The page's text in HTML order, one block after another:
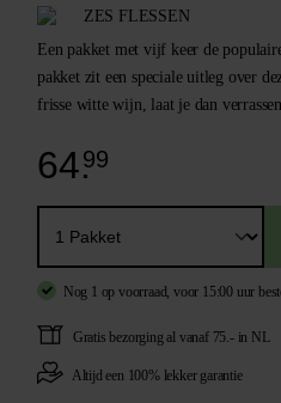
ZES FLESSEN
Een pakket met vijf keer de
pakket zit een speciale uitleg over
frisse witte wijn, laat je dan
64.99
Nog 1 op voorraad,voor 15:00 uur
Gratis bezorging al vanaf 75.- in NL
Altijd een 100% lekker garantie